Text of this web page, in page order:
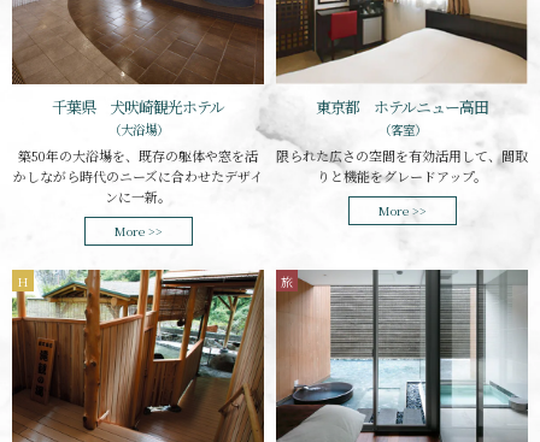
千葉県 犬吠崎観光ホテル
（大浴場）
築50年の大浴場を、既存の躯体や窓を活
かしながら時代のニーズに合わせたデザイ
ンに一新。
More >>
東京都 ホテルニュー高田
（客室）
限られた広さの空間を有効活用して、間取
りと機能をグレードアップ。
More >>
H 旅